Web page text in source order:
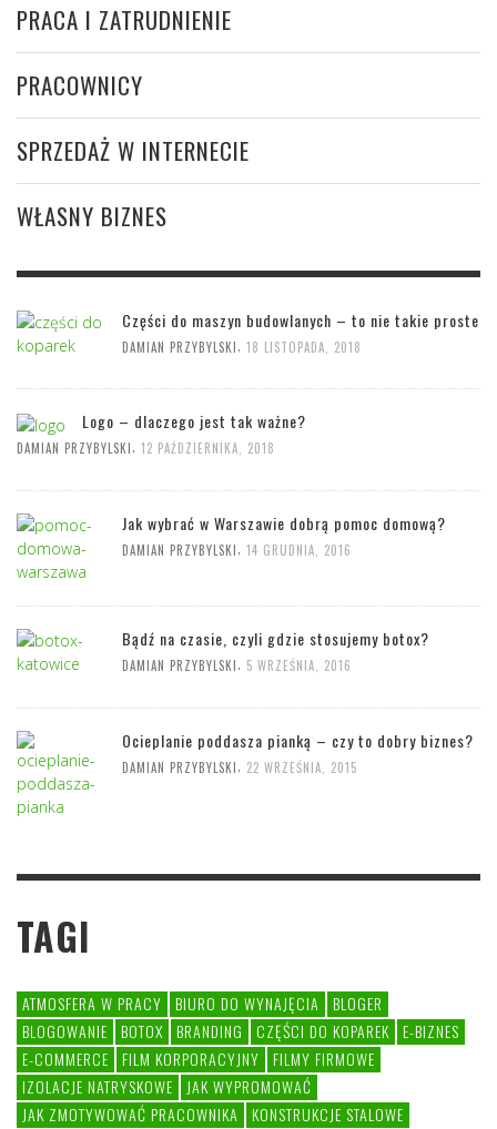
PRACA I ZATRUDNIENIE
PRACOWNICY
SPRZEDAŻ W INTERNECIE
WŁASNY BIZNES
Części do maszyn budowlanych – to nie takie proste
DAMIAN PRZYBYLSKI 18 LISTOPADA, 2018
Logo – dlaczego jest tak ważne?
DAMIAN PRZYBYLSKI, 12 PAŹDZIERNIKA, 2018
Jak wybrać w Warszawie dobrą pomoc domową?
DAMIAN PRZYBYLSKI, 14 GRUDNIA, 2016
Bądź na czasie, czyli gdzie stosujemy botox?
DAMIAN PRZYBYLSKI, 5 WRZEŚNIA, 2016
Ocieplanie poddasza pianką – czy to dobry biznes?
DAMIAN PRZYBYLSKI 22 WRZEŚNIA, 2015
TAGI
ATMOSFERA W PRACY BIURO DO WYNAJĘCIA
BLOGER
BLOGOWANIE
BOTOX BRANDING CZĘŚCI DO KOPAREK
E-BIZNES
E-COMMERCE
FILM KORPORACYJNY
FILMY FIRMOWE
IZOLACJE NATRYSKOWE
JAK WYPROMOWAĆ
JAK ZMOTYWOWAĆ PRACOWNIKA
KONSTRUKCJE STALOWE